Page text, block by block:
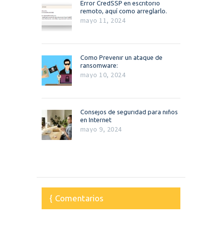
Error CredSSP en escritorio
remoto, aquí como arreglarlo.
mayo 11, 2024
Como Prevenir un ataque de
ransomware:
mayo 10, 2024
Consejos de seguridad para niños
en Internet
mayo 9, 2024
Comentarios